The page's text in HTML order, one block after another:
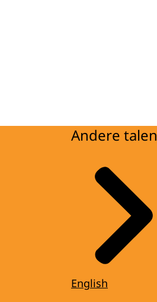
Andere talen
English